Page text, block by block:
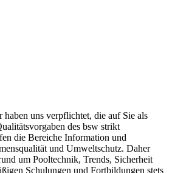
haben uns verpflichtet, die auf Sie als
des bsw strikt
die Bereiche Information und
und Umweltschutz. Daher
um Pooltechnik, Trends, Sicherheit
Schulungen und Fortbildungen stets